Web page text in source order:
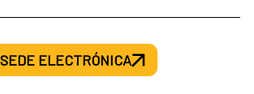
SEDE ELECTRÓNICA